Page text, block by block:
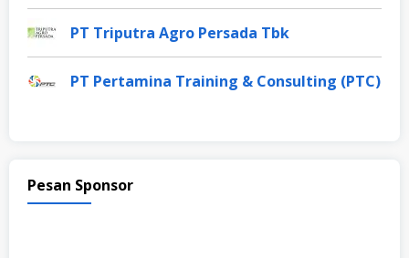
PT Triputra Agro Persada Tbk
PT Pertamina Training & Consulting (PTC)
Pesan Sponsor